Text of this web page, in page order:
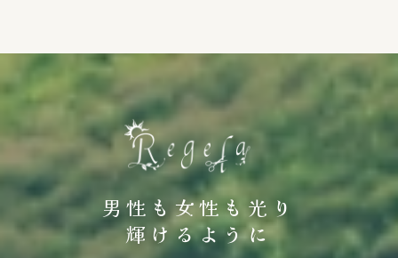
男性も女性も光り
輝けるように